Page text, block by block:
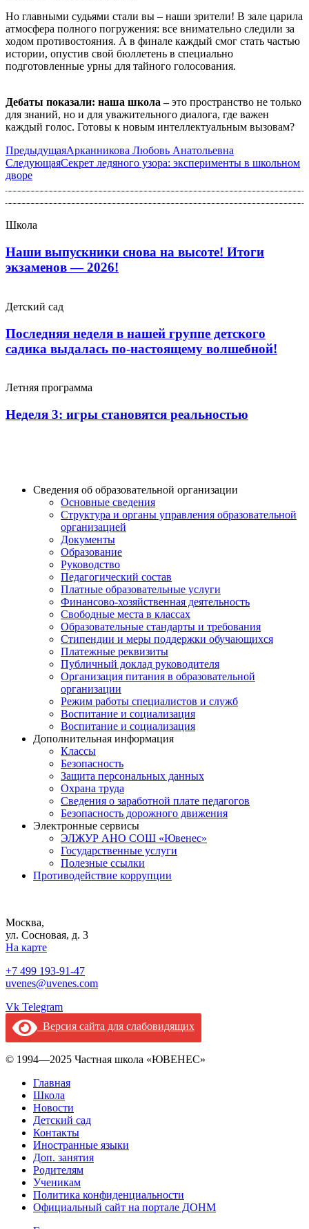
Но главными судьями стали вы – наши зрители! В зале царила
атмосфера полного погружения: все внимательно следили за
ходом противостояния. А в финале каждый смог стать частью
истории, опустив свой бюллетень в специально
подготовленные урны для тайного голосования.
Дебаты показали: наша школа –это пространство не только
для знаний, но и для уважительного диалога, где важен
каждый голос. Готовы к новым интеллектуальным вызовам?
ПредыдущаяАрканникова Любовь Анатольевна
СледующаяСекрет ледяного узора: эксперименты в школьном
дворе
Школа
Наши выпускники снова на высоте! Итоги
экзаменов — 2026!
Детский сад
Последняя неделя в нашей группе детского
садика выдалась по-настоящему волшебной!
Летняя программа
Неделя 3: игры становятся реальностью
Сведения об образовательной организации
Основные сведения
Структура и органы управления образовательной
организацией
Документы
Образование
Руководство
Педагогический состав
Платные образовательные услуги
Финансово-хозяйственная деятельность
Свободные места в классах
Образовательные стандарты и требования
Стипендии и меры поддержки обучающихся
Платежные реквизиты
Публичный доклад руководителя
Организация питания в образовательной
организации
Режим работы специалистов и служб
Воспитание и социализация
Воспитание и социализация
Дополнительная информация
Классы
Безопасность
Защита персональных данных
Охрана труда
Сведения о заработной плате педагогов
Безопасность дорожного движения
Электронные сервисы
ЭЛЖУР АНО СОШ «Ювенес»
Государственные услуги
Полезные ссылки
Противодействие коррупции
Москва,
ул. Сосновая, д. 3
На карте
+7 499 193-91-47
uvenes@uvenes.com
Vk Telegram
Версия сайта для слабовидящих
© 1994—2025 Частная школа «ЮВЕНЕС»
Главная
Школа
Новости
Детский сад
Контакты
Иностранные языки
Доп. занятия
Родителям
Ученикам
Политика конфиденциальности
Официальный сайт на портале ДОНМ